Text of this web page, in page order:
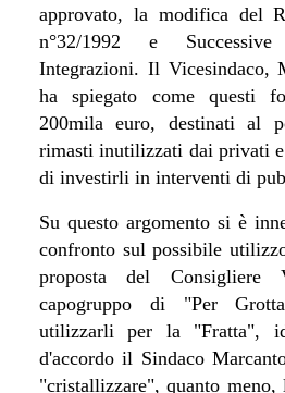
approvato, la modifica del
n°32/1992 e
Integrazioni. Il Vicesindaco,
ha spiegato come questi
200mila euro, destinati al
rimasti inutilizzati dai privati
di investirli in interventi di
Su questo argomento si è
confronto sul possibile
proposta del Consigliere
capogruppo di "Per
utilizzarli per la "Fratta",
d'accordo il Sindaco
"cristallizzare", quanto meno,